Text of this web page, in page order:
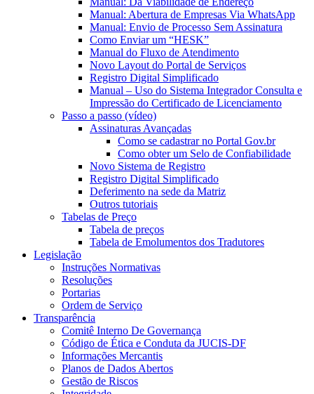
Manual: Abertura de Empresas Via WhatsApp
Manual: Envio de Processo Sem Assinatura
Como Enviar um “HESK”
Manual do Fluxo de Atendimento
Novo Layout do Portal de Serviços
Registro Digital Simplificado
Manual – Uso do Sistema Integrador Consulta e
Impressão do Certificado de Licenciamento
Passo a passo (vídeo)
Assinaturas Avançadas
Como se cadastrar no Portal Gov.br
Como obter um Selo de Confiabilidade
Novo Sistema de Registro
Registro Digital Simplificado
Deferimento na sede da Matriz
Outros tutoriais
Tabelas de Preço
Tabela de preços
Tabela de Emolumentos dos Tradutores
Legislação
Instruções Normativas
Resoluções
Portarias
Ordem de Serviço
Transparência
Comitê Interno De Governança
Código de Ética e Conduta da JUCIS-DF
Informações Mercantis
Planos de Dados Abertos
Gestão de Riscos